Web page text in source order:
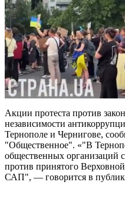
Акции протеста против
независимости
Тернополе и Чернигове,
"Общественное". «"В
общественных организаций
против принятого
САП", — говорится в